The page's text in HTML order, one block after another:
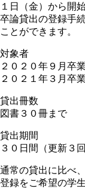
１日（金）から開
卒論貸出の登録手
ことができます。
対象者
２０２０年９月卒
２０２１年３月卒
貸出冊数
図書３０冊まで
貸出期間
３０日間（更新３
通常の貸出に比べ
登録をご希望の学